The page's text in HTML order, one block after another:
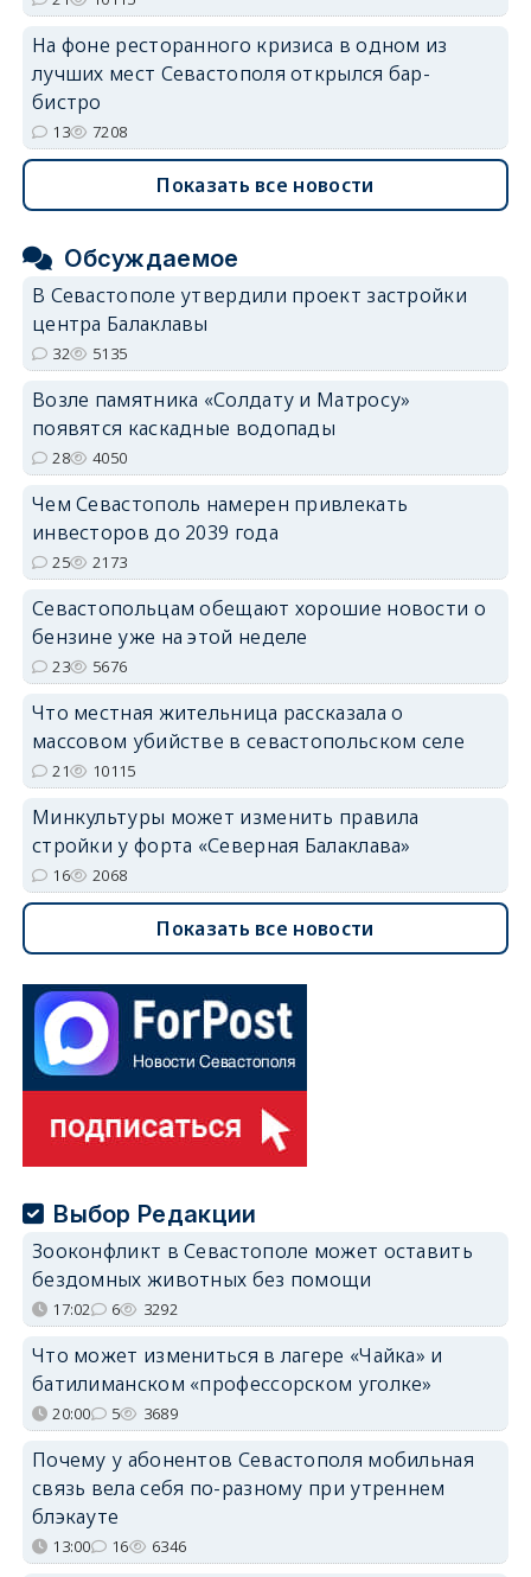
На фоне ресторанного кризиса в одном из
лучших мест Севастополя открылся бар-
бистро
13 7208
Показать все новости
Обсуждаемое
В Севастополе утвердили проект застройки
центра Балаклавы
32 5135
Возле памятника «Солдату и Матросу»
появятся каскадные водопады
28 4050
Чем Севастополь намерен привлекать
инвесторов до 2039 года
25 2173
Севастопольцам обещают хорошие новости о
бензине уже на этой неделе
23 5676
Что местная жительница рассказала о
массовом убийстве в севастопольском селе
21 10115
Минкультуры может изменить правила
стройки у форта «Северная Балаклава»
16 2068
Показать все новости
Выбор Редакции
Зооконфликт в Севастополе может оставить
бездомных животных без помощи
17:02 6 3292
Что может измениться в лагере «Чайка» и
батилиманском «профессорском уголке»
20:00 5 3689
Почему у абонентов Севастополя мобильная
связь вела себя по-разному при утреннем
блэкауте
13:00 16 6346